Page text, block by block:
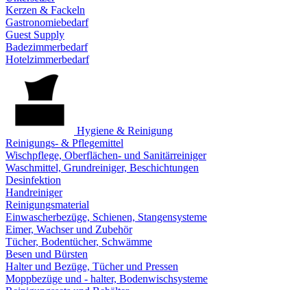
Kerzen & Fackeln
Gastronomiebedarf
Guest Supply
Badezimmerbedarf
Hotelzimmerbedarf
Hygiene & Reinigung
Reinigungs- & Pflegemittel
Wischpflege, Oberflächen- und Sanitärreiniger
Waschmittel, Grundreiniger, Beschichtungen
Desinfektion
Handreiniger
Reinigungsmaterial
Einwascherbezüge, Schienen, Stangensysteme
Eimer, Wachser und Zubehör
Tücher, Bodentücher, Schwämme
Besen und Bürsten
Halter und Bezüge, Tücher und Pressen
Moppbezüge und - halter, Bodenwischsysteme